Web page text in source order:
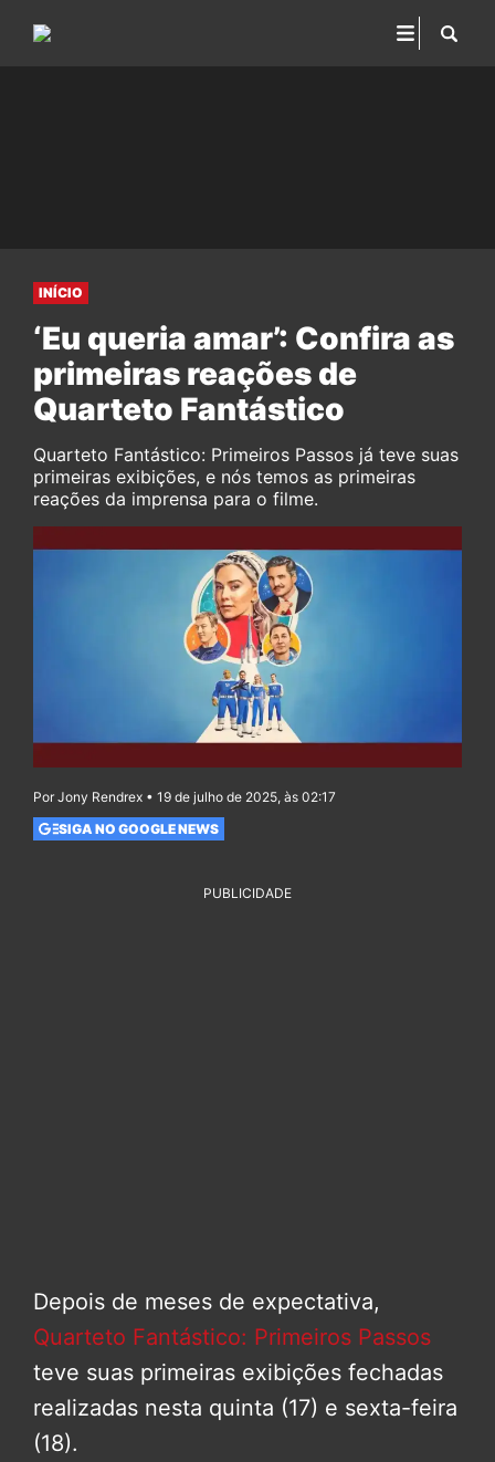
INÍCIO
‘Eu queria amar’: Confira as
primeiras reações de
Quarteto Fantástico
Quarteto Fantástico: Primeiros Passos já teve suas
primeiras exibições, e nós temos as primeiras
reações da imprensa para o filme.
Por Jony Rendrex • 19 de julho de 2025, às 02:17
SIGA NO GOOGLE NEWS
PUBLICIDADE
Depois de meses de expectativa,
Quarteto Fantástico: Primeiros Passos
teve suas primeiras exibições fechadas
realizadas nesta quinta (17) e sexta-feira
(18).